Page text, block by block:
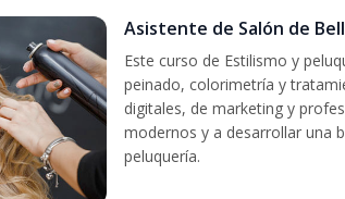
Asistente de Salón de
Este curso de Estilismo y
peinado, colorimetría y
digitales, de marketing y
modernos y a desarrollar una
peluquería.